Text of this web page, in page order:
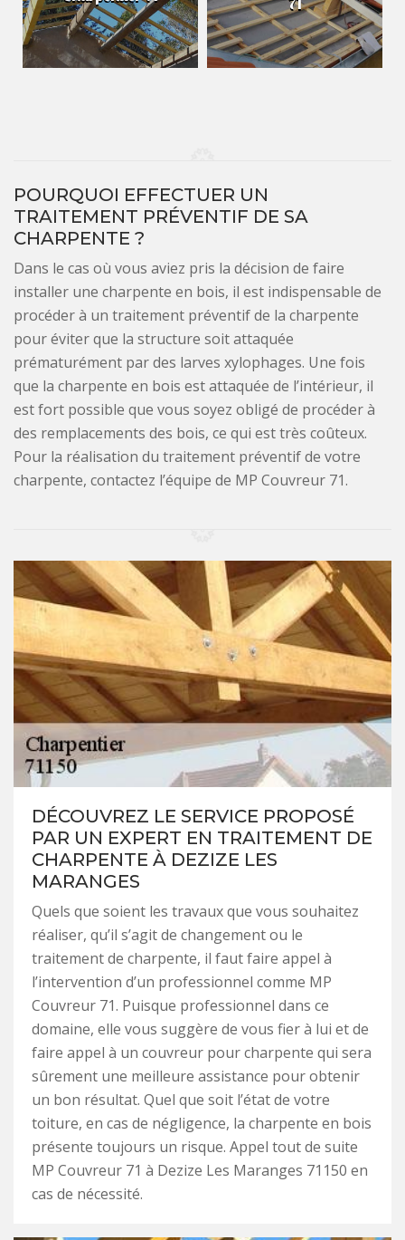
POURQUOI EFFECTUER UN
TRAITEMENT PRÉVENTIF DE SA
CHARPENTE ?
Dans le cas où vous aviez pris la décision de faire
installer une charpente en bois, il est indispensable de
procéder à un traitement préventif de la charpente
pour éviter que la structure soit attaquée
prématurément par des larves xylophages. Une fois
que la charpente en bois est attaquée de l’intérieur, il
est fort possible que vous soyez obligé de procéder à
des remplacements des bois, ce qui est très coûteux.
Pour la réalisation du traitement préventif de votre
charpente, contactez l’équipe de MP Couvreur 71.
DÉCOUVREZ LE SERVICE PROPOSÉ
PAR UN EXPERT EN TRAITEMENT DE
CHARPENTE À DEZIZE LES
MARANGES
Quels que soient les travaux que vous souhaitez
réaliser, qu’il s’agit de changement ou le
traitement de charpente, il faut faire appel à
l’intervention d’un professionnel comme MP
Couvreur 71. Puisque professionnel dans ce
domaine, elle vous suggère de vous fier à lui et de
faire appel à un couvreur pour charpente qui sera
sûrement une meilleure assistance pour obtenir
un bon résultat. Quel que soit l’état de votre
toiture, en cas de négligence, la charpente en bois
présente toujours un risque. Appel tout de suite
MP Couvreur 71 à Dezize Les Maranges 71150 en
cas de nécessité.